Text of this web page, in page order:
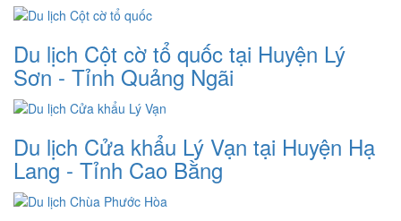
Du lịch Cột cờ tổ quốc tại Huyện Lý
Sơn - Tỉnh Quảng Ngãi
Du lịch Cửa khẩu Lý Vạn tại Huyện Hạ
Lang - Tỉnh Cao Bằng